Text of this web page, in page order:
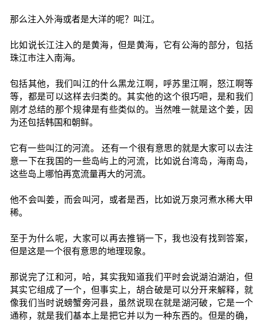
那么注入外海或者是大洋的呢？叫江。
比如说长江注入的是黄海，但是黄海，它有公海的部分，包括
珠江市注入南海。
包括其他，我们叫江的什么黑龙江啊，呼苏里江啊，怒江啊等
等，都是可以这样去归类的。其实他的这个很巧吧，是和我们
刚才总结的那个规律是有些类似的。当然唯一就是这个姜，因
为还包括韩国和朝鲜。
它有一些叫江的河流。 还有一个很有意思的就是大家可以去注
意一下在我国的一些岛屿上的河流，比如说台湾岛，海南岛，
这些岛上哪怕再宽流量再大的河流。
他不会叫姜，而会叫河，或者是西，比如说万泉河煮水稀大甲
稀。
至于为什么呢，大家可以再去推销一下，我也没有找到答案，
但是这是一个很有意思的地理现象。
那说完了江和河，哈，其实我知道我们平时会说湖泊湖泊，但
其实它组成了一个，但事实上，胡合破是可以分开来解释，就
像我们当时说螃蟹旁河县，虽然说现在就是湖河破，它是一个
通称，就是我们基本上是把它并以为一种东西的。但是的确，